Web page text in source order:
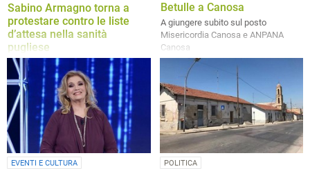
Sabino Armagno torna a
protestare contro le liste
d’attesa nella sanità
pugliese
Nuova iniziativa nell’ex ospedale
cittadino: il canosino 75enne
denuncia tempi troppo lunghi per gli
esami urgenti e chiede un intervento
della Regione Puglia
Betulle a Canosa
A giungere subito sul posto
Misericordia Canosa e ANPANA
Canosa
EVENTI E CULTURA POLITICA